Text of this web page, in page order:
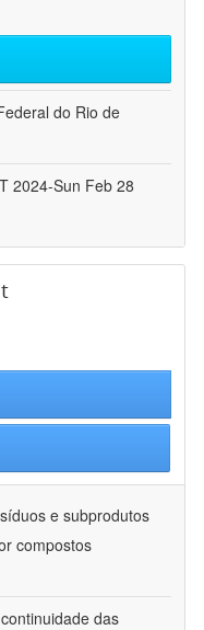
do Rio de
2024-Sun Feb 28
e subprodutos
compostos
das